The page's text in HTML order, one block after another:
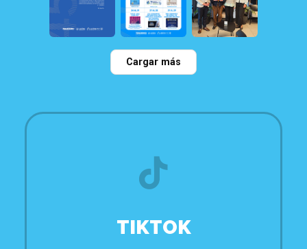
21 1
Cargar más
TIKTOK